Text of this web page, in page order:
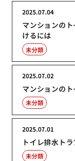
マンションの
けるには
2025.07.04
未分類
マンションの
2025.07.02
未分類
トイレ排水ト
2025.07.01
未分類